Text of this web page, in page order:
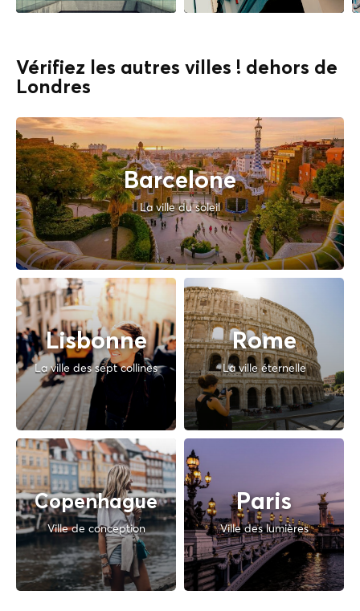
Vérifiez les autres villes ! dehors de
Londres
Barcelone
La ville du soleil
Lisbonne
La ville des sept collines
Rome
La ville éternelle
Copenhague
Ville de conception
Paris
Ville des lumières